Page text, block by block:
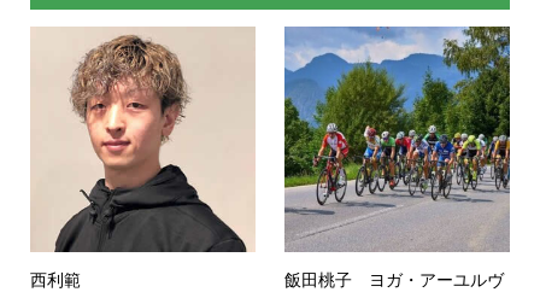
西利範
飯田桃子 ヨガ・アーユルヴ